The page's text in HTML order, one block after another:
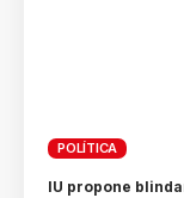
POLÍTICA
IU propone